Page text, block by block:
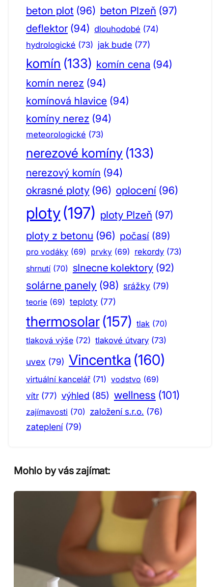
beton plot (96) beton Plzeň (97)
deflektor (94) dlouhodobé (74)
hydrologické (73) jak bude (77)
komín (133) komín cena (94)
komín nerez (94)
komínová hlavice (94)
komíny nerez (94)
meteorologické (73)
nerezové komíny (133)
nerezový komín (94)
okrasné ploty (96) oplocení (96)
ploty(197) ploty Plzeň (97)
ploty z betonu (96) počasí (89)
pro vodáky (69) prvky (69) rekordy (73)
shrnutí (70) slnecne kolektory (92)
solárne panely (98) srážky (79)
teorie (69) teploty (77)
thermosolar (157) tlak (70)
tlaková výše (72) tlakové útvary (73)
uvex (79) Vincentka (160)
virtuální kancelář (71) vodstvo (69)
vítr (77) výhled (85) wellness (101)
zajímavosti (70) založení s.r.o. (76)
zateplení (79)
Mohlo by vás zajímat: